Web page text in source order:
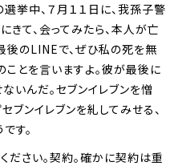
挙中、７月１１日に、我孫子警
て、会ってみたら、本人が亡
後のLINEで、ぜひ私の死を無
ことを言いますよ。彼が最後に
いんだ。セブンイレブンを憎
ブンイレブンを糺してみせる、
す。
ださい。契約。確かに契約は重